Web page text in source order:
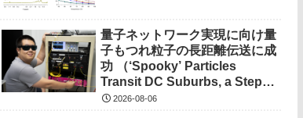
量子ネットワーク実現に向け量
子もつれ粒子の長距離伝送に成
功 （‘Spooky’ Particles
Transit DC Suburbs, a Step
Toward a Quantum
2026-08-06